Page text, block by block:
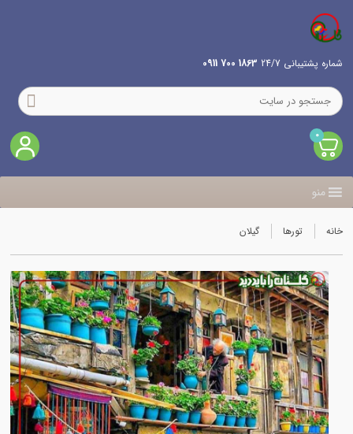
شماره پشتیبانی 24/7 1863 700 0911
0
منو
خانه تورها گیلان